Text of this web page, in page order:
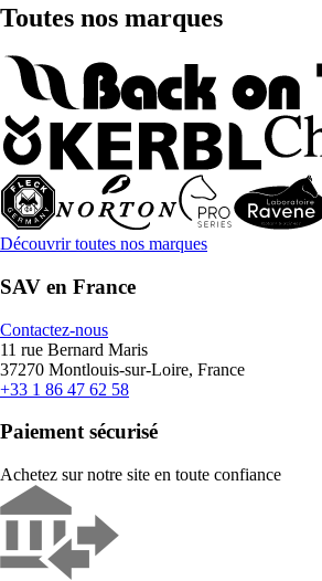
Toutes nos marques
Découvrir toutes nos marques
SAV en France
Contactez-nous
11 rue Bernard Maris
37270 Montlouis-sur-Loire, France
+33 1 86 47 62 58
Paiement sécurisé
Achetez sur notre site en toute confiance